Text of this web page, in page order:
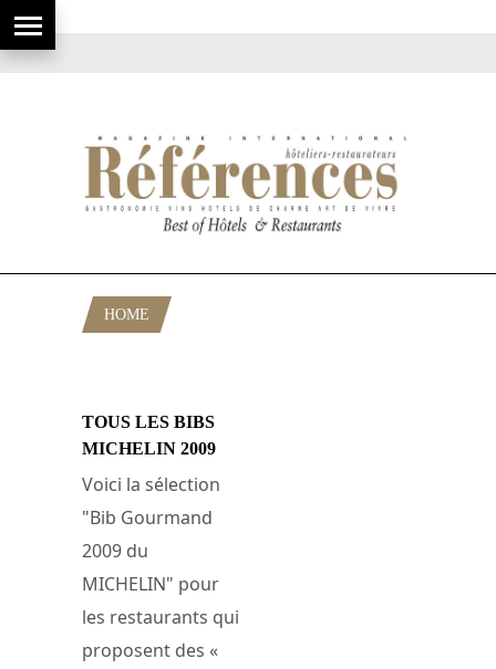
HOME
TOUS LES BIBS
MICHELIN 2009
Voici la sélection
"Bib Gourmand
2009 du
MICHELIN" pour
les restaurants qui
proposent des «